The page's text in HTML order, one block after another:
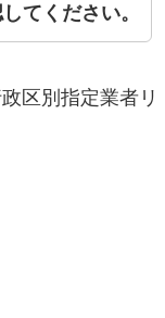
てください。
区別指定業者リ